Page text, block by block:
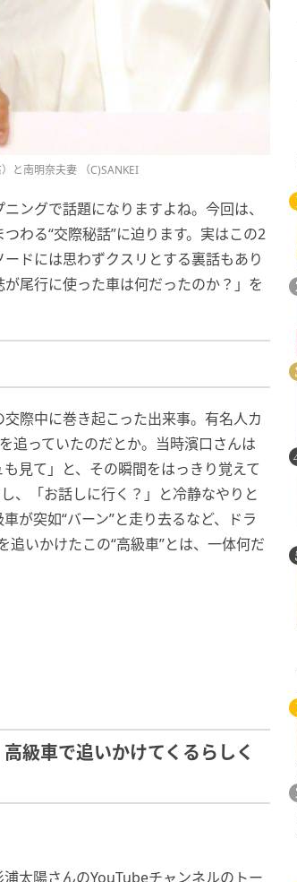
と南明奈夫妻 （C)SANKEI
ングで話題になりますよね。今回は、
わる“交際秘話”に迫ります。実はこの2
ドには思わずクスリとする裏話もあり
尾行に使った車は何だったのか？」を
際中に巻き起こった出来事。有名人カ
追っていたのだとか。当時濱口さんは
見て」と、その瞬間をはっきり覚えて
、「お話しに行く？」と冷静なやりと
が突如“バーン”と走り去るなど、ドラ
いかけたこの“高級車”とは、一体何だ
級車で追いかけてくるらしく
太陽さんのYouTubeチャンネルのトー